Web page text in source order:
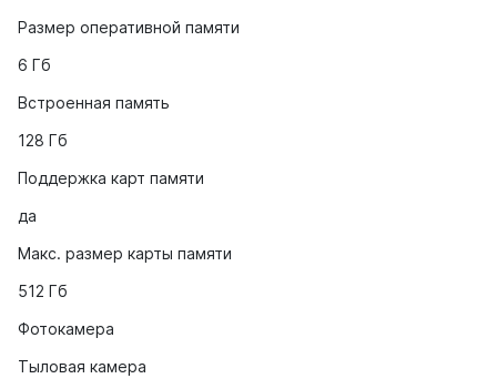
Размер оперативной памяти
6 Гб
Встроенная память
128 Гб
Поддержка карт памяти
да
Макс. размер карты памяти
512 Гб
Фотокамера
Тыловая камера